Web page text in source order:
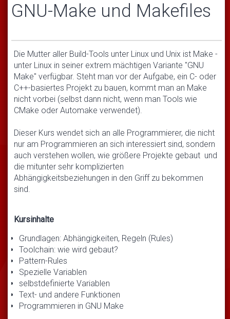
GNU-Make und Makefiles
Die Mutter aller Build-Tools unter Linux und Unix ist Make -
unter Linux in seiner extrem mächtigen Variante "GNU
Make" verfügbar. Steht man vor der Aufgabe, ein C- oder
C++-basiertes Projekt zu bauen, kommt man an Make
nicht vorbei (selbst dann nicht, wenn man Tools wie
CMake oder Automake verwendet).
Dieser Kurs wendet sich an alle Programmierer, die nicht
nur am Programmieren an sich interessiert sind, sondern
auch verstehen wollen, wie größere Projekte gebaut und
die mitunter sehr komplizierten
Abhängigkeitsbeziehungen in den Griff zu bekommen
sind.
Kursinhalte
Grundlagen: Abhängigkeiten, Regeln (Rules)
Toolchain: wie wird gebaut?
Pattern-Rules
Spezielle Variablen
selbstdefinierte Variablen
Text- und andere Funktionen
Programmieren in GNU Make